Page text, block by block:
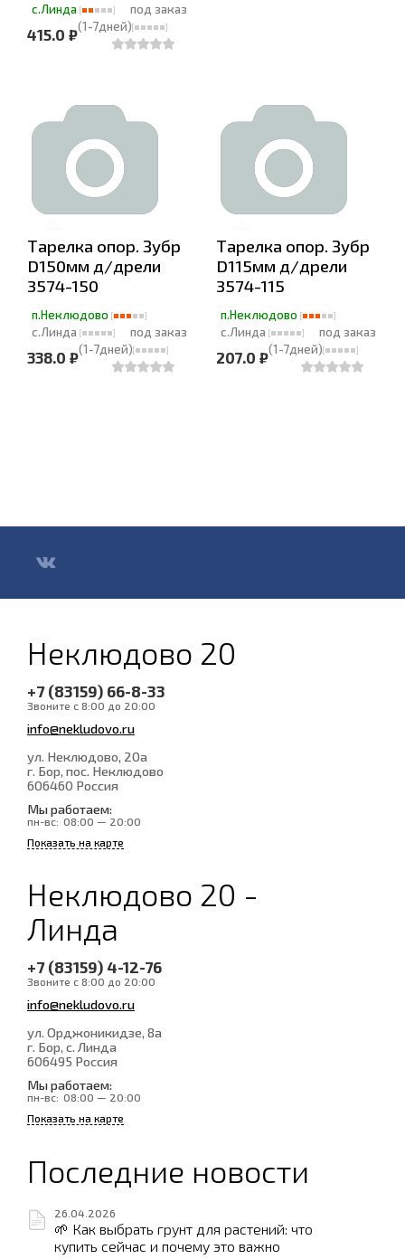
с.Линда
под заказ
(1-7дней)
415.0 ₽
Тарелка опор. Зубр
D150мм д/дрели
3574-150
п.Неклюдово
с.Линда
под заказ
(1-7дней)
338.0 ₽
Тарелка опор. Зубр
D115мм д/дрели
3574-115
п.Неклюдово
с.Линда
под заказ
(1-7дней)
207.0 ₽
Неклюдово 20
+7 (83159) 66-8-33
Звоните с 8:00 до 20:00
info@nekludovo.ru
ул. Неклюдово, 20а
г. Бор, пос. Неклюдово
606460 Россия
Мы работаем:
пн-вс: 08:00 — 20:00
Показать на карте
Неклюдово 20 -
Линда
+7 (83159) 4-12-76
Звоните с 8:00 до 20:00
info@nekludovo.ru
ул. Орджоникидзе, 8а
г. Бор, с. Линда
606495 Россия
Мы работаем:
пн-вс: 08:00 — 20:00
Показать на карте
Последние новости
26.04.2026
🌱 Как выбрать грунт для растений: что
купить сейчас и почему это важно